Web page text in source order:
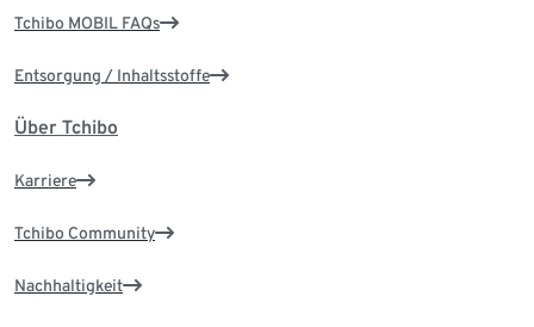
Tchibo MOBIL FAQs
Entsorgung / Inhaltsstoffe
Über Tchibo
Karriere
Tchibo Community
Nachhaltigkeit